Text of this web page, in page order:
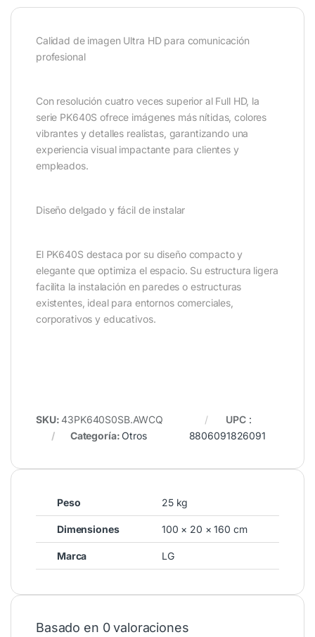
Calidad de imagen Ultra HD para comunicación
profesional
Con resolución cuatro veces superior al Full HD, la
serie PK640S ofrece imágenes más nítidas, colores
vibrantes y detalles realistas, garantizando una
experiencia visual impactante para clientes y
empleados.
Diseño delgado y fácil de instalar
El PK640S destaca por su diseño compacto y
elegante que optimiza el espacio. Su estructura ligera
facilita la instalación en paredes o estructuras
existentes, ideal para entornos comerciales,
corporativos y educativos.
SKU:43PK640S0SB.AWCQ
Categoría:Otros
UPC :
8806091826091
Peso 25 kg
Dimensiones 100 × 20 × 160 cm
Marca LG
Basado en 0 valoraciones